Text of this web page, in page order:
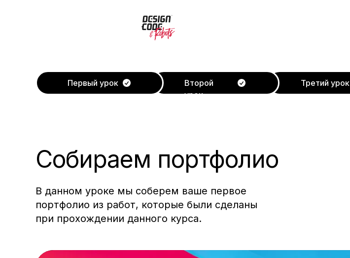
Третий урок
Второй
урок
Первый урок
Собираем портфолио
В данном уроке мы соберем ваше первое
портфолио из работ, которые были сделаны
при прохождении данного курса.